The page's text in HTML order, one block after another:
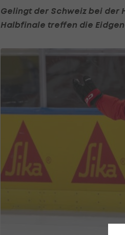
Gelingt der Schweiz bei der
Halbfinale treffen die